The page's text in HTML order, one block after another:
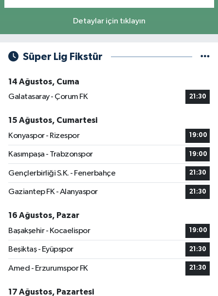
Detaylar için tıklayın
Süper Lig Fikstür
14 Ağustos, Cuma
Galatasaray - Çorum FK
21:30
15 Ağustos, Cumartesi
Konyaspor - Rizespor
19:00
Kasımpaşa - Trabzonspor 19:00
Gençlerbirliği S.K. - Fenerbahçe 21:30
Gaziantep FK - Alanyaspor 21:30
16 Ağustos, Pazar
Başakşehir - Kocaelispor
19:00
Beşiktaş - Eyüpspor 21:30
Amed - Erzurumspor FK 21:30
17 Ağustos, Pazartesi